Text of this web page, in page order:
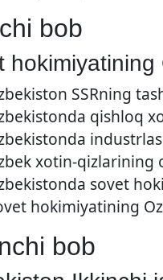
bob
SSRning
qishloq
xotin-
sovet
hokimiyatining
bob